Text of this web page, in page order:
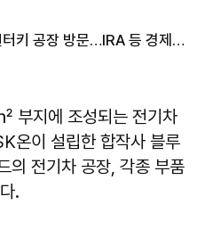
옐런 美 재무, 나노신소재 켄터키 공장 방문…IRA 등 경제 성과 강조
부지에 조성되는 전기차
온이 설립한 합작사 블루
의 전기차 공장, 각종 부품
.